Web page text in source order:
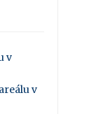
v
v